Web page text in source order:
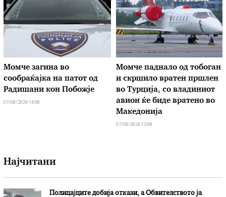
Момче загина во
сообраќајка на патот од
Радишани кон Побожје
07/08/2026 14:08
Момче паднало од тобоган
и скршило вратен пршлен
во Турција, со владиниот
авион ќе биде вратено во
Македонија
07/08/2026 13:08
Најчитани
Полицајците добија откази, а Обвителството ја